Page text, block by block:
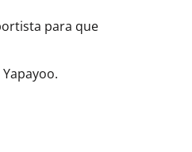
para que